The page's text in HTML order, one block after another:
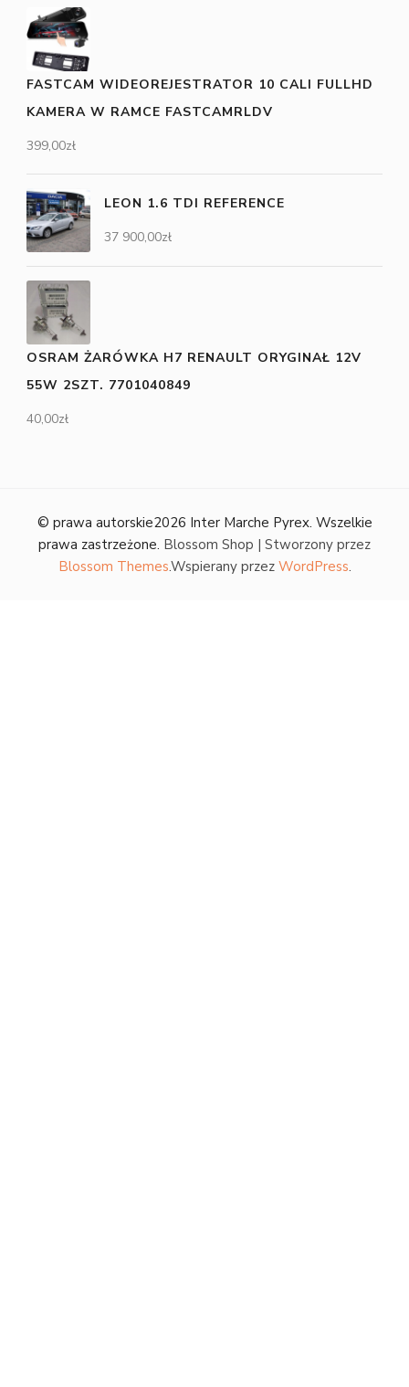
FASTCAM WIDEOREJESTRATOR 10 CALI FULLHD
KAMERA W RAMCE FASTCAMRLDV
399,00zł
LEON 1.6 TDI REFERENCE
37 900,00zł
OSRAM ŻARÓWKA H7 RENAULT ORYGINAŁ 12V
55W 2SZT. 7701040849
40,00zł
© prawa autorskie2026 Inter Marche Pyrex. Wszelkie
prawa zastrzeżone. Blossom Shop | Stworzony przez
Blossom Themes.Wspierany przez WordPress.